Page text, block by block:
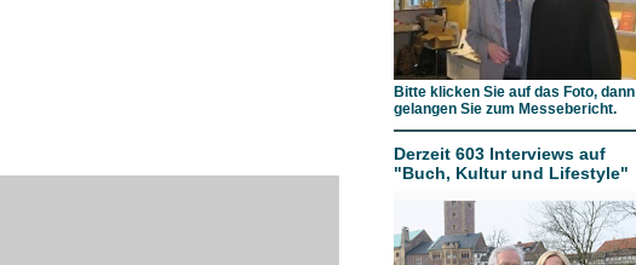
Bitte klicken Sie auf das Foto, dann
gelangen Sie zum Messebericht.
Derzeit 603 Interviews auf
"Buch, Kultur und Lifestyle"